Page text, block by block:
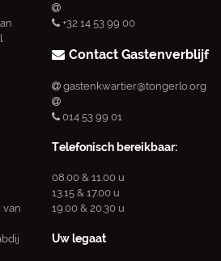
van
+32 14 53 99 00
Contact Gastenverblijf
gastenkwartier@tongerlo.org
014 53 99 01
Telefonisch bereikbaar:
08.00 & 11.00 u
13.15 & 17.00 u
19.00 & 20.30 u
Uw legaat